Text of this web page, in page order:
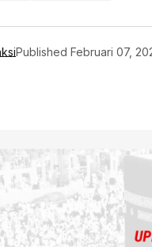
Published Februari 07,